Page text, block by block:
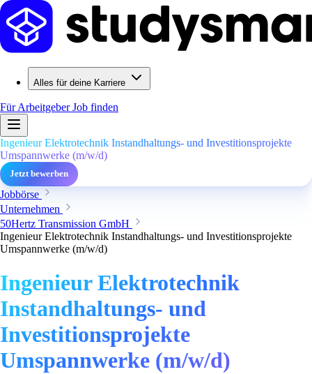
Alles für deine Karriere
Für ArbeitgeberJob finden
Ingenieur Elektrotechnik Instandhaltungs- und Investitionsprojekte
Umspannwerke (m/w/d)
Jetzt bewerben
Jobbörse
Unternehmen
50Hertz Transmission GmbH
Ingenieur Elektrotechnik Instandhaltungs- und Investitionsprojekte
Umspannwerke (m/w/d)
Ingenieur Elektrotechnik
Instandhaltungs- und
Investitionsprojekte
Umspannwerke (m/w/d)